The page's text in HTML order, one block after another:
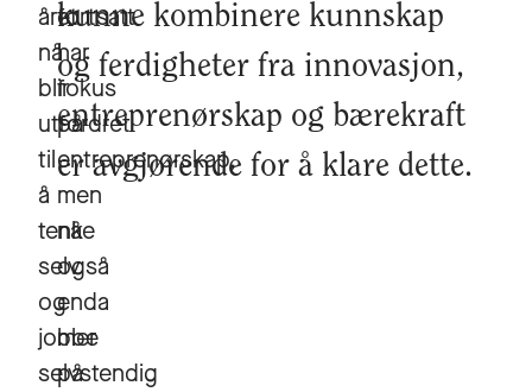
året
nå
blir
utfordret
til
å
tenke
selv
og
jobbe
selvstendig
fortsatt
har
fokus
på
entreprenørskap,
men
nå
også
enda
mer
på
kunne kombinere kunnskap
og ferdigheter fra innovasjon,
entreprenørskap og bærekraft
er avgjørende for å klare dette.